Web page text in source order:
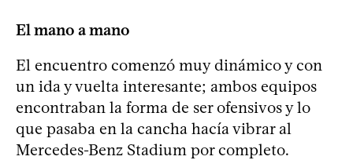
El mano a mano
El encuentro comenzó muy dinámico y con
un ida y vuelta interesante; ambos equipos
encontraban la forma de ser ofensivos y lo
que pasaba en la cancha hacía vibrar al
Mercedes-Benz Stadium por completo.